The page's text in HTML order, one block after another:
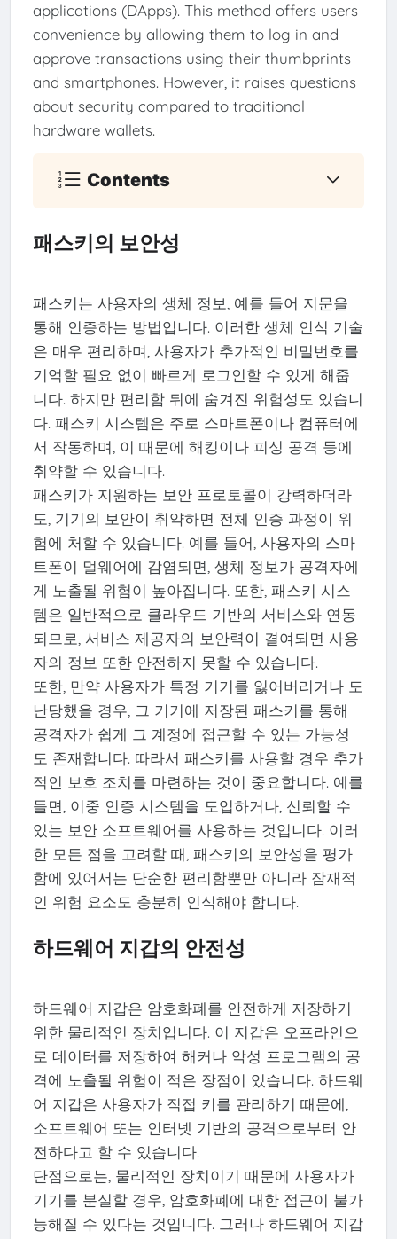
applications (DApps). This method offers users
convenience by allowing them to log in and
approve transactions using their thumbprints
and smartphones. However, it raises questions
about security compared to traditional
hardware wallets.
Contents
패스키의 보안성
패스키는 사용자의 생체 정보, 예를 들어 지문을
통해 인증하는 방법입니다. 이러한 생체 인식 기술
은 매우 편리하며, 사용자가 추가적인 비밀번호를
기억할 필요 없이 빠르게 로그인할 수 있게 해줍
니다. 하지만 편리함 뒤에 숨겨진 위험성도 있습니
다. 패스키 시스템은 주로 스마트폰이나 컴퓨터에
서 작동하며, 이 때문에 해킹이나 피싱 공격 등에
취약할 수 있습니다.
패스키가 지원하는 보안 프로토콜이 강력하더라
도, 기기의 보안이 취약하면 전체 인증 과정이 위
험에 처할 수 있습니다. 예를 들어, 사용자의 스마
트폰이 멀웨어에 감염되면, 생체 정보가 공격자에
게 노출될 위험이 높아집니다. 또한, 패스키 시스
템은 일반적으로 클라우드 기반의 서비스와 연동
되므로, 서비스 제공자의 보안력이 결여되면 사용
자의 정보 또한 안전하지 못할 수 있습니다.
또한, 만약 사용자가 특정 기기를 잃어버리거나 도
난당했을 경우, 그 기기에 저장된 패스키를 통해
공격자가 쉽게 그 계정에 접근할 수 있는 가능성
도 존재합니다. 따라서 패스키를 사용할 경우 추가
적인 보호 조치를 마련하는 것이 중요합니다. 예를
들면, 이중 인증 시스템을 도입하거나, 신뢰할 수
있는 보안 소프트웨어를 사용하는 것입니다. 이러
한 모든 점을 고려할 때, 패스키의 보안성을 평가
함에 있어서는 단순한 편리함뿐만 아니라 잠재적
인 위험 요소도 충분히 인식해야 합니다.
하드웨어 지갑의 안전성
하드웨어 지갑은 암호화폐를 안전하게 저장하기
위한 물리적인 장치입니다. 이 지갑은 오프라인으
로 데이터를 저장하여 해커나 악성 프로그램의 공
격에 노출될 위험이 적은 장점이 있습니다. 하드웨
어 지갑은 사용자가 직접 키를 관리하기 때문에,
소프트웨어 또는 인터넷 기반의 공격으로부터 안
전하다고 할 수 있습니다.
단점으로는, 물리적인 장치이기 때문에 사용자가
기기를 분실할 경우, 암호화폐에 대한 접근이 불가
능해질 수 있다는 것입니다. 그러나 하드웨어 지갑